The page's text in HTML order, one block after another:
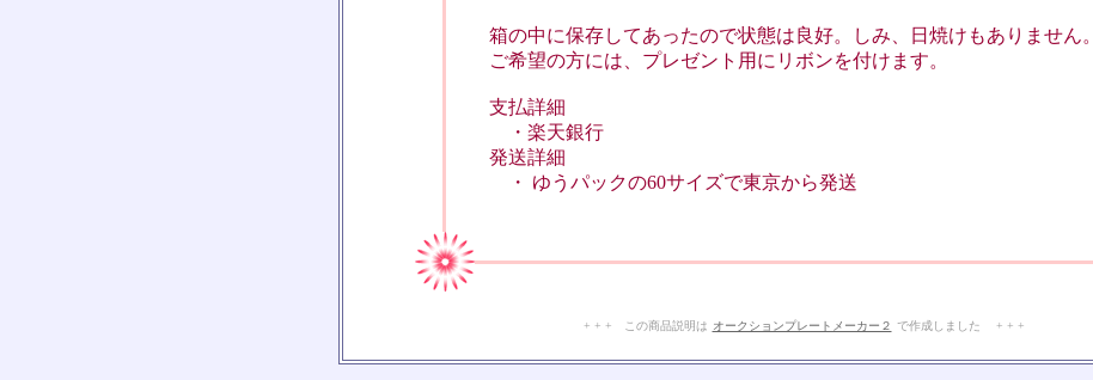
箱の中に保存してあったので状態は良好。しみ、日焼けもありません。
ご希望の方には、プレゼント用にリボンを付けます。
支払詳細
・楽天銀行
発送詳細
・ ゆうパックの60サイズで東京から発送
+ + + この商品説明は オークションプレートメーカー２ で作成しました + + +